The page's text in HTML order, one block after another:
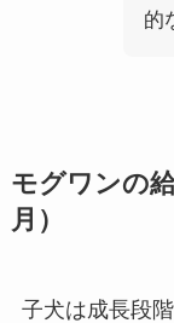
的
モグワンの
月）
子犬は成長段